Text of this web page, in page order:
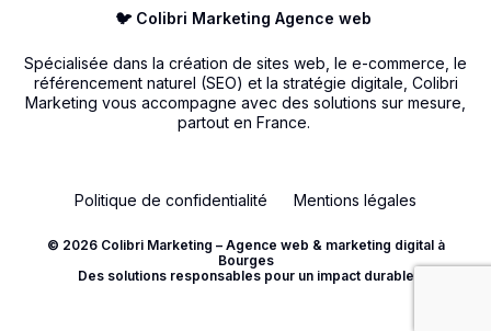
🐦 Colibri Marketing Agence web
Spécialisée dans la création de sites web, le e-commerce, le
référencement naturel (SEO) et la stratégie digitale, Colibri
Marketing vous accompagne avec des solutions sur mesure,
partout en France.
© 2026 Colibri Marketing – Agence web & marketing digital à
Bourges
Des solutions responsables pour un impact durable
Politique de confidentialité Mentions légales
Contact